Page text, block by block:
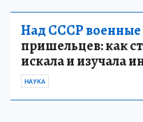
Над СССР военные
пришельцев: как
искала и изучала
НАУКА